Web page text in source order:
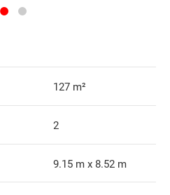
127 m²
2
9.15 m x 8.52 m